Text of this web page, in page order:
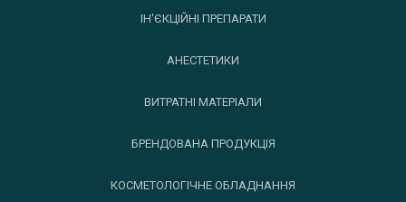
ІН'ЄКЦІЙНІ ПРЕПАРАТИ
АНЕСТЕТИКИ
ВИТРАТНІ МАТЕРІАЛИ
БРЕНДОВАНА ПРОДУКЦІЯ
КОСМЕТОЛОГІЧНЕ ОБЛАДНАННЯ